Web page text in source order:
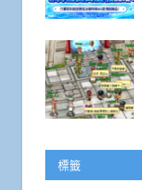
標籤